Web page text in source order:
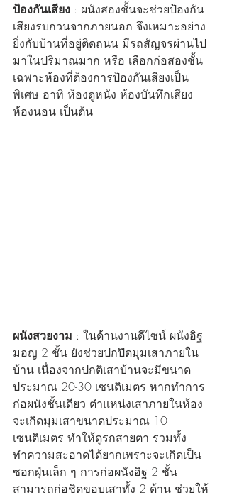
ป้องกันเสียง : ผนังสองชั้นจะช่วยป้องกัน
เสียงรบกวนจากภายนอก จึงเหมาะอย่าง
ยิ่งกับบ้านที่อยู่ติดถนน มีรถสัญจรผ่านไป
มาในปริมาณมาก หรือ เลือกก่อสองชั้น
เฉพาะห้องที่ต้องการป้องกันเสียงเป็น
พิเศษ อาทิ ห้องดูหนัง ห้องบันทึกเสียง
ห้องนอน เป็นต้น
ผนังสวยงาม : ในด้านงานดีไซน์ ผนังอิฐ
มอญ 2 ชั้น ยังช่วยปกปิดมุมเสาภายใน
บ้าน เนื่องจากปกติเสาบ้านจะมีขนาด
ประมาณ 20-30 เซนติเมตร หากทำการ
ก่อผนังชั้นเดียว ตำแหน่งเสาภายในห้อง
จะเกิดมุมเสาขนาดประมาณ 10
เซนติเมตร ทำให้ดูรกสายตา รวมทั้ง
ทำความสะอาดได้ยากเพราะจะเกิดเป็น
ซอกฝุ่นเล็ก ๆ การก่อผนังอิฐ 2 ชั้น
สามารถก่อชิดขอบเสาทั้ง 2 ด้าน ช่วยให้